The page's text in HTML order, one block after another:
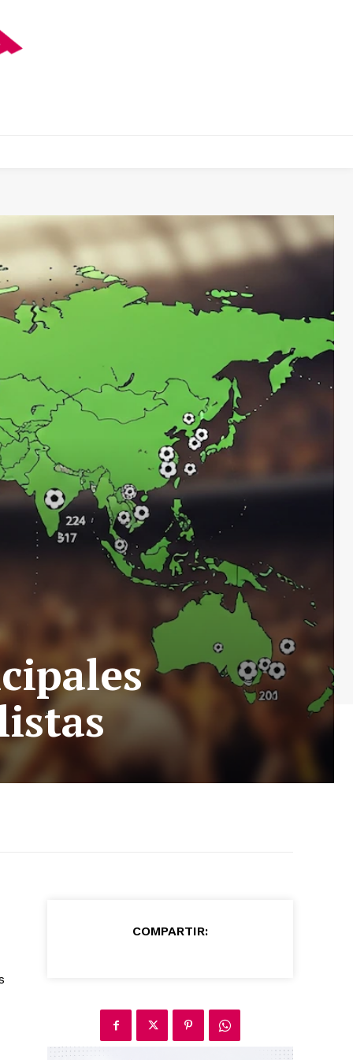
COMPARTIR: